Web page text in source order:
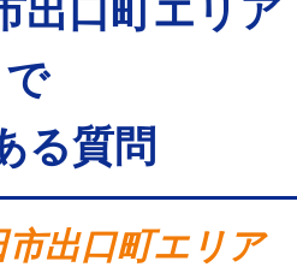
出口町エリア
で
る質問
出口町エリア